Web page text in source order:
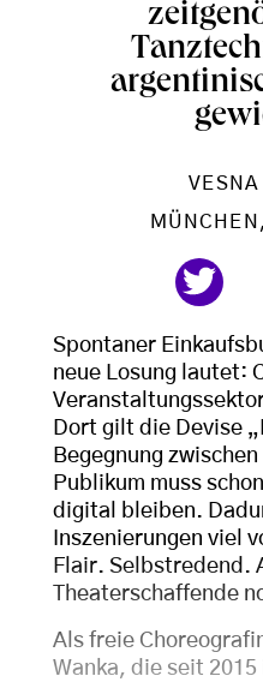
VESNA
MÜNCHEN
Spontaner
neue Losung lautet:
Dort gilt die Devise
Begegnung
Publikum muss
digital bleiben.
Inszenierungen viel
Flair. Selbstredend.
Theaterschaffende
Als freie
Wanka, die seit